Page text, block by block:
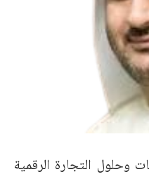
وحلول التجارة الرقمية